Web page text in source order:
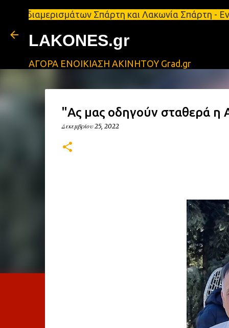
Σπάρτη και Λακωνία Σπάρτη -
LAKONES.gr
ΑΓΟΡΑ ΕΝΟΙΚΙΑΣΗ ΑΚΙΝΗΤΟΥ Grad.gr
"Ας μας οδηγούν σταθερά η
Δεκεμβρίου 25, 2022